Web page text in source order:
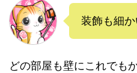
装飾も細か
どの部屋も壁にこれでも